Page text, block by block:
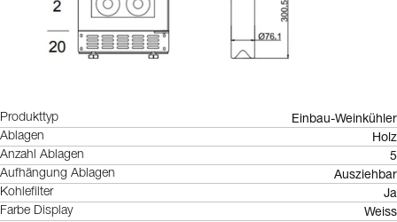
Produkttyp Einbau-Weinkühler
Ablagen Holz
Anzahl Ablagen 5
Aufhängung Ablagen Ausziehbar
Kohlefilter Ja
Farbe Display Weiss